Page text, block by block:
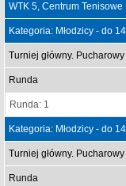
WTK 5, Centrum
Kategoria: Młodzicy - do
Turniej główny. Pucharowy
Runda
Runda: 1
Kategoria: Młodzicy - do
Turniej główny. Pucharowy
Runda